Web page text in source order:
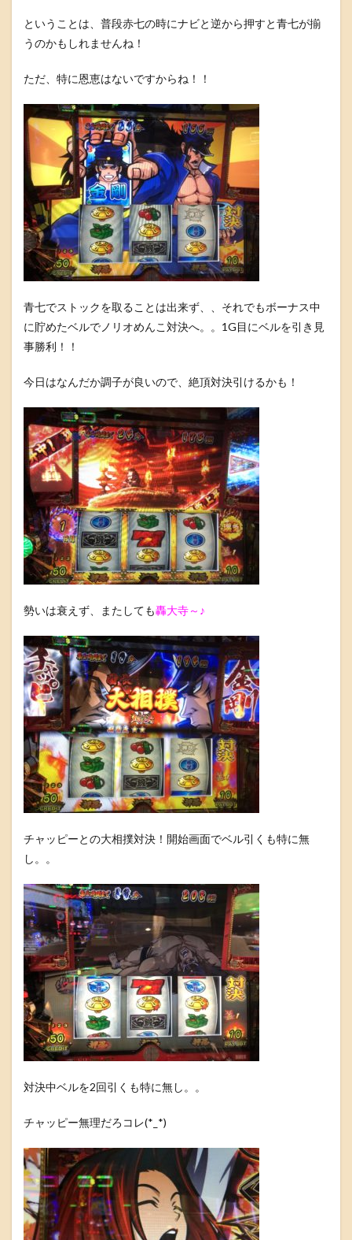
ということは、普段赤七の時にナビと逆から押すと青七が揃
うのかもしれませんね！
ただ、特に恩恵はないですからね！！
青七でストックを取ることは出来ず、、それでもボーナス中
に貯めたベルでノリオめんこ対決へ。。1G目にベルを引き見
事勝利！！
今日はなんだか調子が良いので、絶頂対決引けるかも！
勢いは衰えず、またしても轟大寺～♪
チャッピーとの大相撲対決！開始画面でベル引くも特に無
し。。
対決中ベルを2回引くも特に無し。。
チャッピー無理だろコレ(*_*)